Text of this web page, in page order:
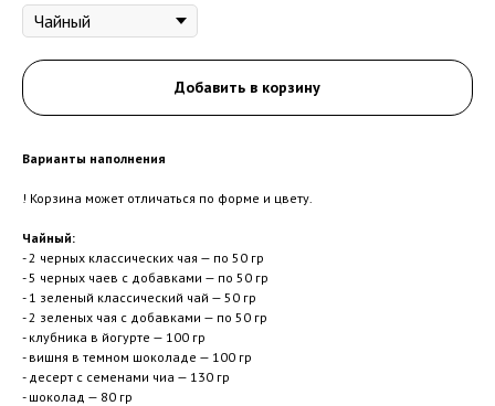
Добавить в корзину
Варианты наполнения
! Корзина может отличаться по форме и цвету.
Чайный:
- 2 черных классических чая — по 50 гр
- 5 черных чаев с добавками — по 50 гр
- 1 зеленый классический чай — 50 гр
- 2 зеленых чая с добавками — по 50 гр
- клубника в йогурте — 100 гр
- вишня в темном шоколаде — 100 гр
- десерт с семенами чиа — 130 гр
- шоколад — 80 гр